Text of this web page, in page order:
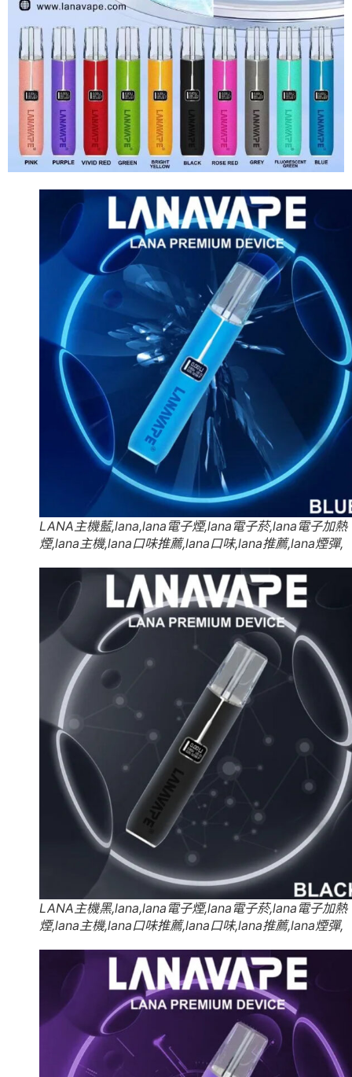
LANA主機藍,lana,lana電子煙,lana電子菸,lana電子加熱
煙,lana主機,lana口味推薦,lana口味,lana推薦,lana煙彈,
LANA主機黑,lana,lana電子煙,lana電子菸,lana電子加熱
煙,lana主機,lana口味推薦,lana口味,lana推薦,lana煙彈,